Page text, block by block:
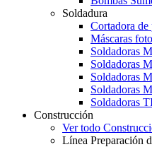
Soldadura
Cortadora de
Máscaras
Soldadoras
Soldadoras
Soldadoras
Soldadoras
Soldadoras
Construcción
Ver todo
Línea Preparación